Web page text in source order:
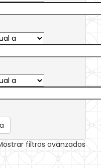
filtros avanzados